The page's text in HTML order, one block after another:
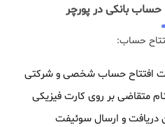
: حساب بانکی در پورچر
حساب:
افتتاح حساب شخصی و شرکتی
متقاضی بر روی کارت فیزیکی
دریافت و ارسال سوئیفت